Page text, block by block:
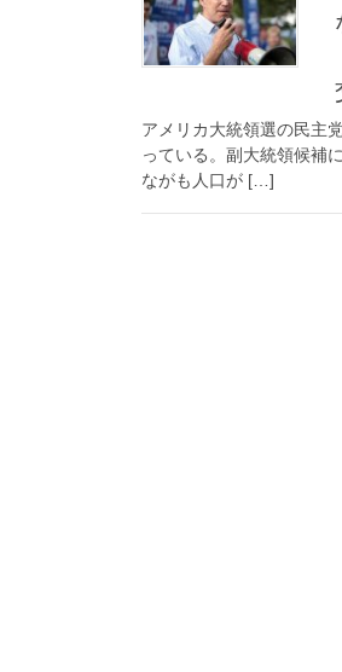
アメリカ大統領選の民主
っている。副大統領候補
ながも人口が […]